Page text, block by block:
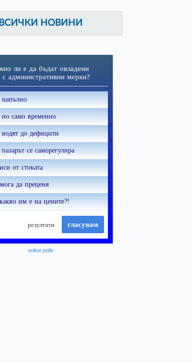
ВСИЧКИ НОВИНИ
online polls